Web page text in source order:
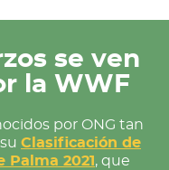
se ven
la WWF
por ONG tan
Clasificación de
2021 , que